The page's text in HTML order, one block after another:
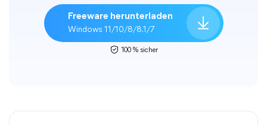
Freeware herunterladen
Windows 11/10/8/8.1/7
100 % sicher